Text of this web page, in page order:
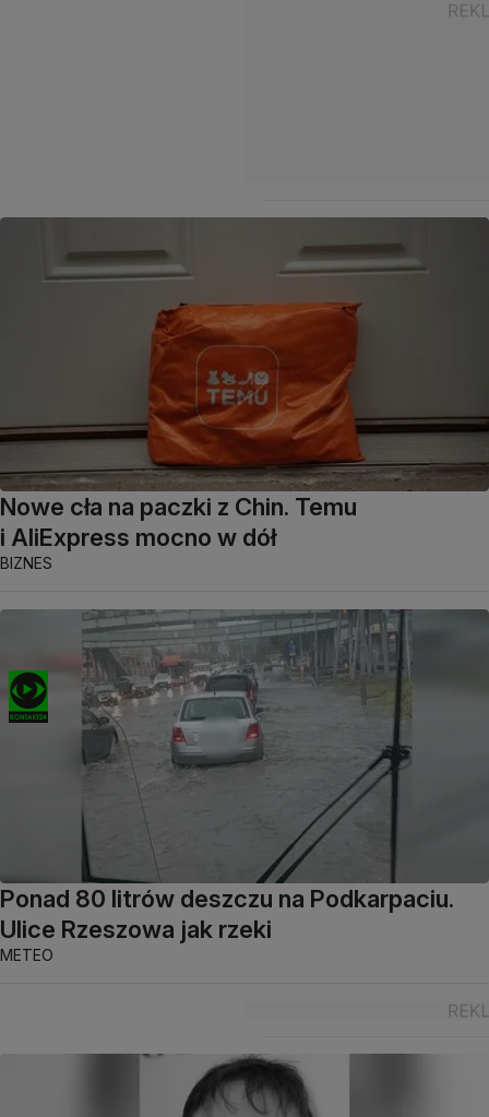
Nowe cła na paczki z Chin. Temu
i AliExpress mocno w dół
BIZNES
Ponad 80 litrów deszczu na Podkarpaciu.
Ulice Rzeszowa jak rzeki
METEO